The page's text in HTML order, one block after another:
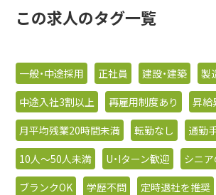
この求人のタグ一覧
一般・中途採用 正社員 建設・建築
製
中途入社3割以上
再雇用制度あり
昇給
月平均残業20時間未満
転勤なし
通勤
10人〜50人未満
U・Iターン歓迎
シニ
ブランクOK
学歴不問
定時退社を推奨